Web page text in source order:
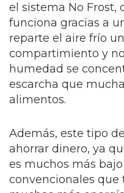
el sistema No Frost,
funciona gracias a
reparte el aire frío
compartimiento y
humedad se
escarcha que
alimentos.
Además, este tipo
ahorrar dinero, ya
es muchos más
convencionales